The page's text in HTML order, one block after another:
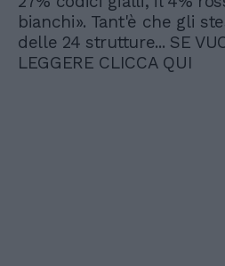
bianchi». Tant'è che gli
delle 24 strutture... SE
LEGGERE CLICCA QUI